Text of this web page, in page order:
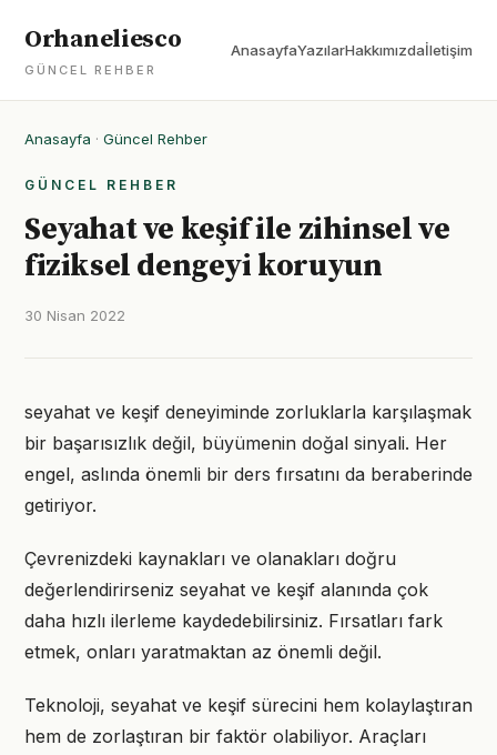
Orhaneliesco
GÜNCEL REHBER
AnasayfaYazılarHakkımızdaİletişim
Anasayfa · Güncel Rehber
GÜNCEL REHBER
Seyahat ve keşif ile zihinsel ve
fiziksel dengeyi koruyun
30 Nisan 2022
seyahat ve keşif deneyiminde zorluklarla karşılaşmak
bir başarısızlık değil, büyümenin doğal sinyali. Her
engel, aslında önemli bir ders fırsatını da beraberinde
getiriyor.
Çevrenizdeki kaynakları ve olanakları doğru
değerlendirirseniz seyahat ve keşif alanında çok
daha hızlı ilerleme kaydedebilirsiniz. Fırsatları fark
etmek, onları yaratmaktan az önemli değil.
Teknoloji, seyahat ve keşif sürecini hem kolaylaştıran
hem de zorlaştıran bir faktör olabiliyor. Araçları